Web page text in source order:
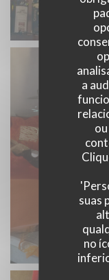
a
suas
no